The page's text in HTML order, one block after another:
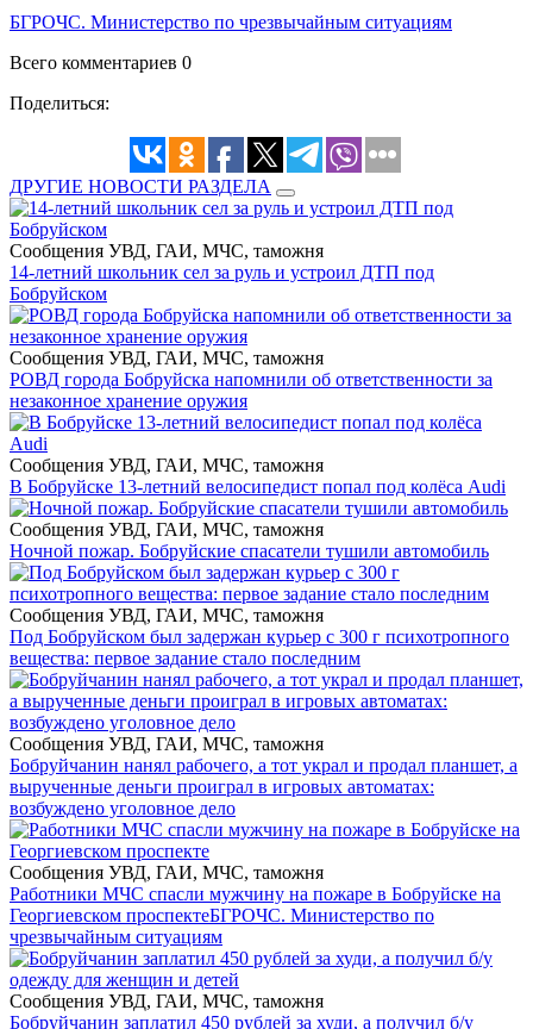
БГРОЧС. Министерство по чрезвычайным ситуациям
Всего комментариев 0
Поделиться:
ДРУГИЕ НОВОСТИ РАЗДЕЛА
Сообщения УВД, ГАИ, МЧС, таможня
14-летний школьник сел за руль и устроил ДТП под
Бобруйском
Сообщения УВД, ГАИ, МЧС, таможня
РОВД города Бобруйска напомнили об ответственности за
незаконное хранение оружия
Сообщения УВД, ГАИ, МЧС, таможня
В Бобруйске 13-летний велосипедист попал под колёса Audi
Сообщения УВД, ГАИ, МЧС, таможня
Ночной пожар. Бобруйские спасатели тушили автомобиль
Сообщения УВД, ГАИ, МЧС, таможня
Под Бобруйском был задержан курьер с 300 г психотропного
вещества: первое задание стало последним
Сообщения УВД, ГАИ, МЧС, таможня
Бобруйчанин нанял рабочего, а тот украл и продал планшет, а
вырученные деньги проиграл в игровых автоматах:
возбуждено уголовное дело
Сообщения УВД, ГАИ, МЧС, таможня
Работники МЧС спасли мужчину на пожаре в Бобруйске на
Георгиевском проспектеБГРОЧС. Министерство по
чрезвычайным ситуациям
Сообщения УВД, ГАИ, МЧС, таможня
Бобруйчанин заплатил 450 рублей за худи, а получил б/у